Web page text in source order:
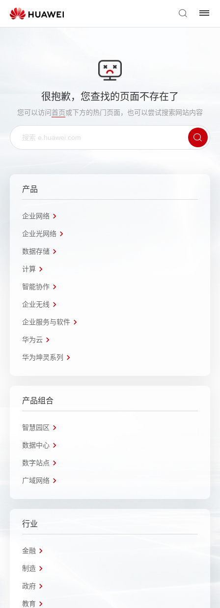
很抱歉，您查找的页面不存在了
您可以访问首页或下方的热门页面，也可以尝试搜索网站内容
产品
企业网络
企业光网络
数据存储
计算
智能协作
企业无线
企业服务与软件
华为云
华为坤灵系列
产品组合
智慧园区
数据中心
数字站点
广域网络
行业
金融
制造
政府
教育